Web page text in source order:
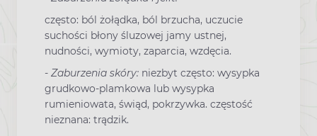
często: ból żołądka, ból brzucha, uczucie
suchości błony śluzowej jamy ustnej,
nudności, wymioty, zaparcia, wzdęcia.
- Zaburzenia skóry: niezbyt często: wysypka
grudkowo-plamkowa lub wysypka
rumieniowata, świąd, pokrzywka. częstość
nieznana: trądzik.